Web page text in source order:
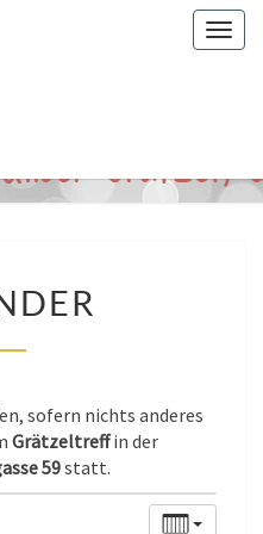
sofern nichts anderes
Grätzeltreffin der
59statt.